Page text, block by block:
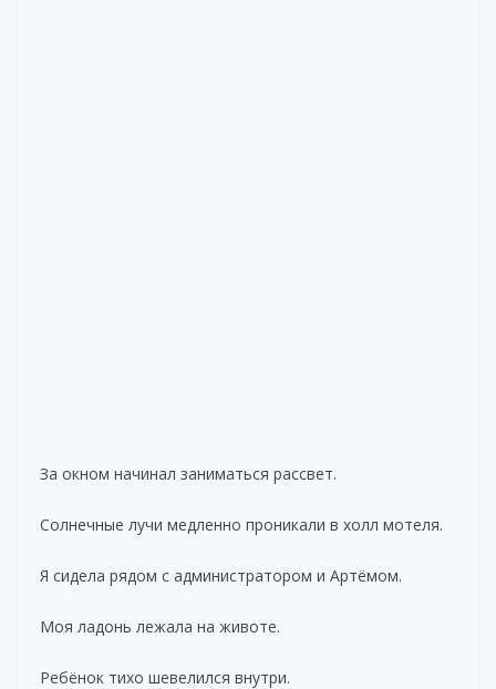
За окном начинал заниматься рассвет.
Солнечные лучи медленно проникали в холл мотеля.
Я сидела рядом с администратором и Артёмом.
Моя ладонь лежала на животе.
Ребёнок тихо шевелился внутри.